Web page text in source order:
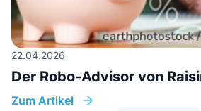
22.04.2026
Der Robo-Advisor von
Zum Artikel